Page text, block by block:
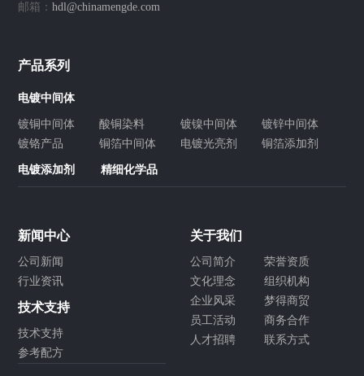
邮箱：hdl@chinamengde.com
产品系列
电镀中间体
镀铜中间体 酸铜染料 镀镍中间体
镀锌中间体
镀铬产品
铜箔中间体 电镀光亮剂 铜箔添加剂
电镀添加剂 精细化学品
新闻中心
公司新闻
行业资讯
技术支持
技术支持
参考配方
关于我们
公司简介
荣誉资质
文化理念
组织机构
企业风采
梦得商贸
员工活动
商务合作
人才招聘
联系方式